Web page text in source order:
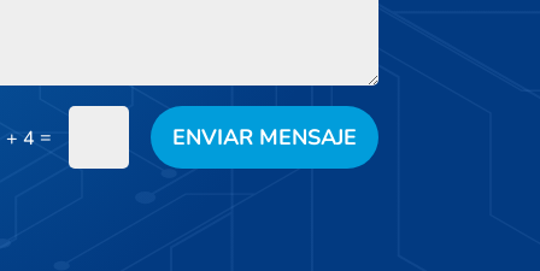
+ 4 = ENVIAR MENSAJE